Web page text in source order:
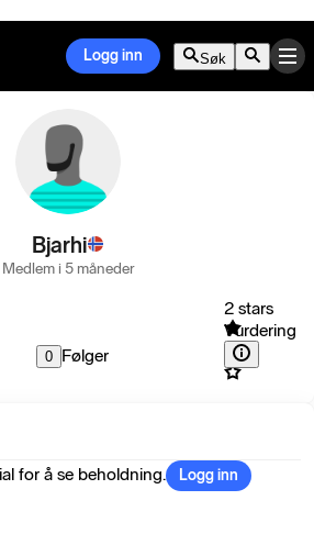
Logg inn Søk
Bjarhi
Medlem i 5 måneder
0 Følger
2 stars
Vurdering
for å se beholdning. Logg inn